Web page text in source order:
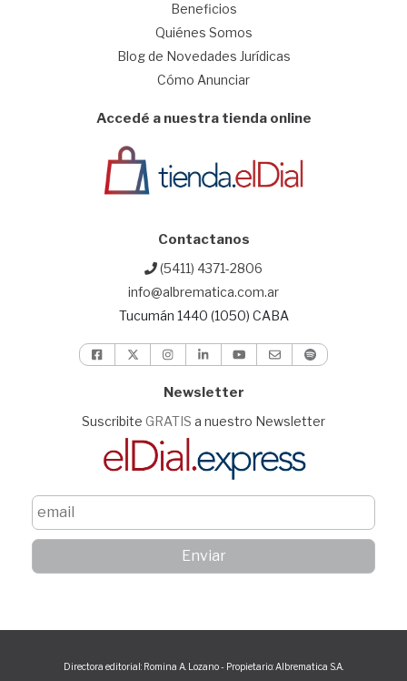
Beneficios
Quiénes Somos
Blog de Novedades Jurídicas
Cómo Anunciar
Accedé a nuestra tienda online
Contactanos
(5411) 4371-2806
info@albrematica.com.ar
Tucumán 1440 (1050) CABA
Newsletter
Suscribite GRATIS a nuestro Newsletter
Directora editorial: Romina A. Lozano - Propietario: Albrematica S.A.